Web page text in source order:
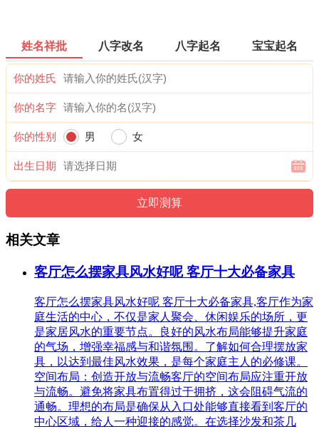
姓名祥批 八字改名 八字起名 宝宝起名
你的姓氏
你的名字
你的性别 男 女
出生日期
相关文章
客厅怎么摆家具风水好呢 客厅十大必备家具
客厅怎么摆家具风水好呢 客厅十大必备家具,客厅作为家
庭生活的中心，不仅是家人聚会、休闲娱乐的场所，更
是家居风水的重要节点。良好的风水布局能够提升家庭
的气场，增强幸福感与和谐氛围。了解如何合理摆放家
具，以达到最佳风水效果，是每个家庭主人的必修课。
空间布局：创造开放与流畅客厅的空间布局应注重开放
与流畅。避免将家具布置得过于拥挤，这会阻碍气流的
通畅。理想的布局是确保从入口处能够直接看到客厅的
中心区域，给人一种迎接的感觉。在选择沙发和茶几